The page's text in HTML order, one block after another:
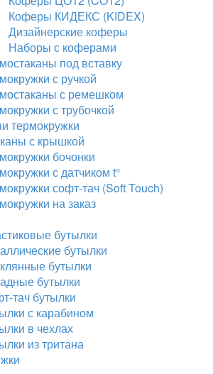
Коферы КИДЕКС (KIDEX)
Дизайнерские коферы
Наборы с коферами
под вставку
с ручкой
с ремешком
с трубочкой
термокружки
с крышкой
бочонки
с датчиком t°
софт-тач (Soft Touch)
на заказ
бутылки
бутылки
бутылки
бутылки
тач бутылки
с карабином
в чехлах
из тритана